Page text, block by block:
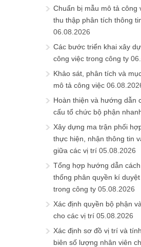
Chuẩn bị mẫu mô tả công
thu thập phân tích thông
06.08.2026
Các bước triển khai xây
công việc trong công ty
Khảo sát, phân tích và
mô tả công việc
Hoàn thiện và hướng dẫn
cấu tổ chức bộ phận
Xây dựng ma trận phối
thực hiện, nhận thông tin
giữa các vị trí 05.08.2026
Tổng hợp hướng dẫn
thống phân quyền kí
trong công ty 05.08.2026
Xác định quyền bộ phận
cho các vị trí 05.08.2026
Xác định sơ đồ vị trí và
biên số lượng nhân viên